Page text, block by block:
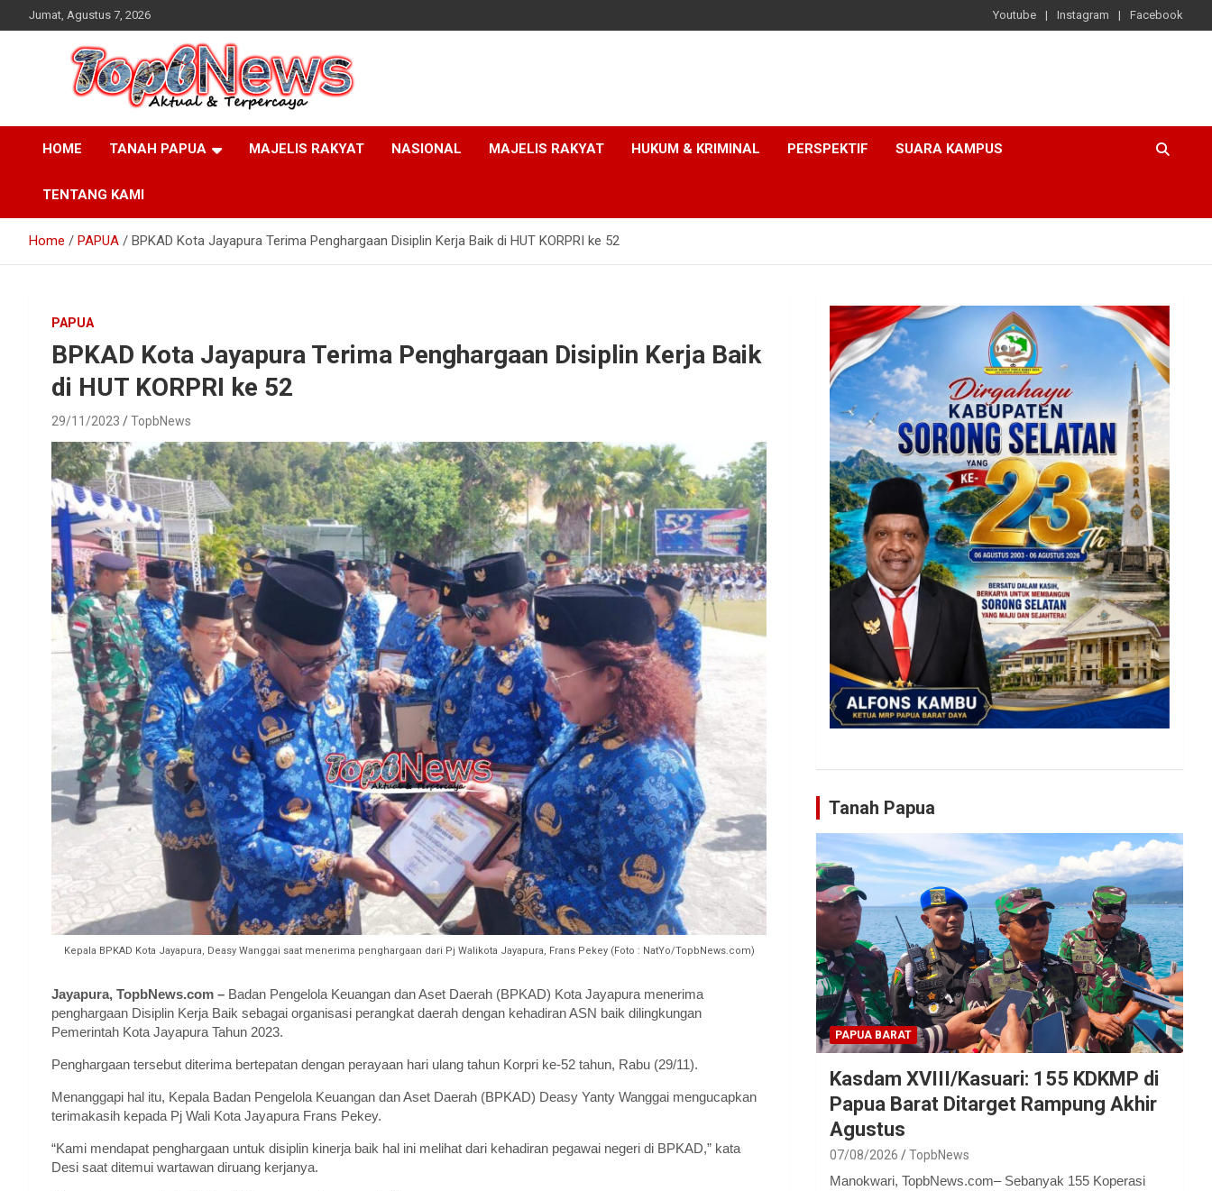
to
Jumat, Agustus 7, 2026 Youtube Instagram Facebook
HOME TANAH PAPUA MAJELIS RAKYAT NASIONAL MAJELIS RAKYAT HUKUM & KRIMINAL PERSPEKTIF SUARA KAMPUS
TENTANG KAMI
Home PAPUA BPKAD Kota Jayapura Terima Penghargaan Disiplin Kerja Baik di HUT KORPRI ke 52
PAPUA
BPKAD Kota Jayapura Terima Penghargaan Disiplin Kerja Baik
di HUT KORPRI ke 52
29/11/2023 TopbNews
Kepala BPKAD Kota Jayapura, Deasy Wanggai saat menerima penghargaan dari Pj Walikota Jayapura, Frans Pekey (Foto : NatYo/TopbNews.com)
Jayapura, TopbNews.com – Badan Pengelola Keuangan dan Aset Daerah (BPKAD) Kota Jayapura menerima
penghargaan Disiplin Kerja Baik sebagai organisasi perangkat daerah dengan kehadiran ASN baik dilingkungan
Pemerintah Kota Jayapura Tahun 2023.
Penghargaan tersebut diterima bertepatan dengan perayaan hari ulang tahun Korpri ke-52 tahun, Rabu (29/11).
Menanggapi hal itu, Kepala Badan Pengelola Keuangan dan Aset Daerah (BPKAD) Deasy Yanty Wanggai mengucapkan
terimakasih kepada Pj Wali Kota Jayapura Frans Pekey.
“Kami mendapat penghargaan untuk disiplin kinerja baik hal ini melihat dari kehadiran pegawai negeri di BPKAD,” kata
Desi saat ditemui wartawan diruang kerjanya.
Tanah Papua
PAPUA BARAT
Kasdam XVIII/Kasuari: 155 KDKMP di
Papua Barat Ditarget Rampung Akhir
Agustus
07/08/2026 TopbNews
Manokwari, TopbNews.com– Sebanyak 155 Koperasi